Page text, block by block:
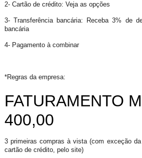
2- Cartão de crédito: Veja as opções
3- Transferência bancária: Receba 3% de
bancária
4- Pagamento à combinar
*Regras da empresa:
FATURAMENTO
400,00
3 primeiras compras à vista (com exceção
cartão de crédito, pelo site)